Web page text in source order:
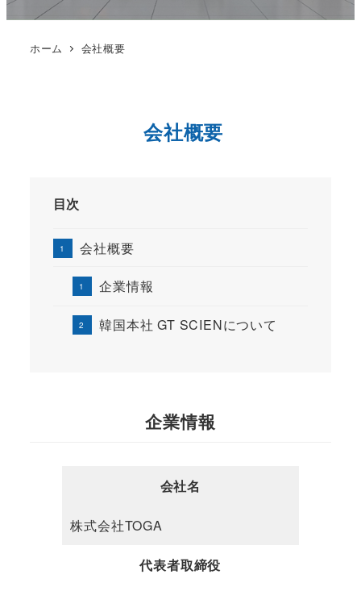
ホーム 会社概要
会社概要
目次
会社概要
企業情報
韓国本社 GT SCIENについて
企業情報
会社名
株式会社TOGA
代表者取締役